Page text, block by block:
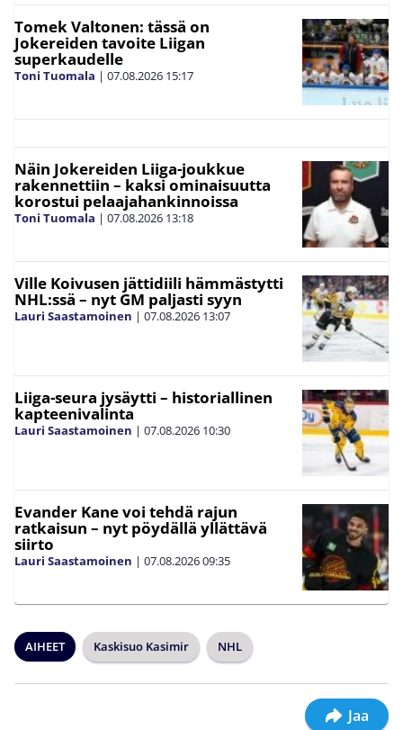
Tomek Valtonen: tässä on
Jokereiden tavoite Liigan
superkaudelle
Toni Tuomala | 07.08.2026 15:17
Näin Jokereiden Liiga-joukkue
rakennettiin – kaksi ominaisuutta
korostui pelaajahankinnoissa
Toni Tuomala | 07.08.2026 13:18
Ville Koivusen jättidiili hämmästytti
NHL:ssä – nyt GM paljasti syyn
Lauri Saastamoinen | 07.08.2026 13:07
Liiga-seura jysäytti – historiallinen
kapteenivalinta
Lauri Saastamoinen | 07.08.2026 10:30
Evander Kane voi tehdä rajun
ratkaisun – nyt pöydällä yllättävä
siirto
Lauri Saastamoinen | 07.08.202609:35
AIHEET Kaskisuo Kasimir NHL
Jaa